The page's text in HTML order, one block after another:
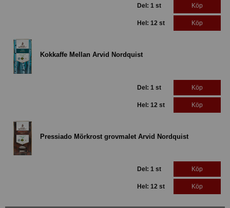
Del: 1 st Köp
Hel: 12 st Köp
Kokkaffe Mellan Arvid Nordquist
Del: 1 st Köp
Hel: 12 st Köp
Pressiado Mörkrost grovmalet Arvid Nordquist
Del: 1 st Köp
Hel: 12 st Köp